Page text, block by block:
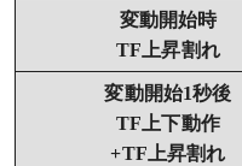
変動開始時
TF上昇割れ
変動開始1秒後
TF上下動作
+TF上昇割れ